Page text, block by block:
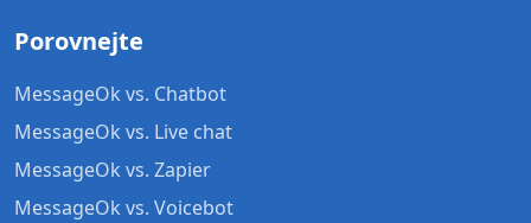
Porovnejte
MessageOk vs. Chatbot
MessageOk vs. Live chat
MessageOk vs. Zapier
MessageOk vs. Voicebot